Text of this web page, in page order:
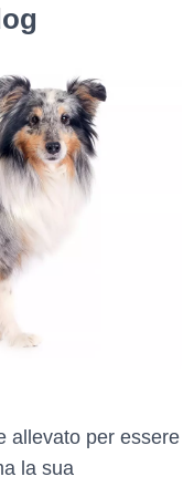
allevato per essere
la sua